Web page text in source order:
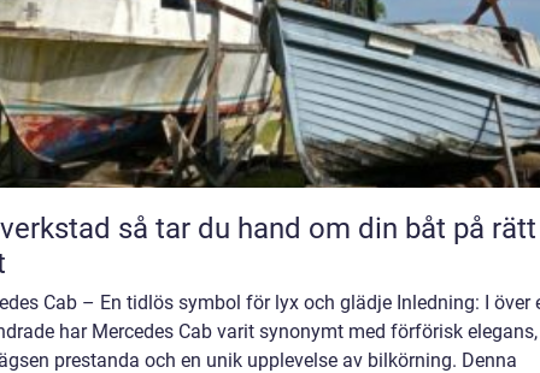
tar du hand om din båt på rätt
Cab – En tidlös symbol för lyx och glädje Inledning: I över
har Mercedes Cab varit synonymt med förförisk elegans,
prestanda och en unik upplevelse av bilkörning. Denna